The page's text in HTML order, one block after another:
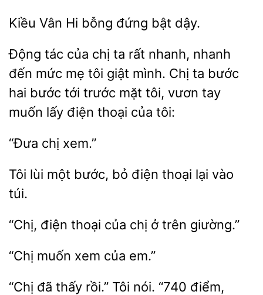
Hi bỗng bật dậy.
Động của chị ta rất
nhanh
đến mức mẹ tôi giật mình. Chị ta bước
hai bước tới trước mặt tôi, vươn tay
muốn lấy điện thoại của
Tôi lùi một bước, thoại lại vào
“Chị, chị ở trên giường.”
muốn của
đã thấy rồi.”
nói. “740 điểm,